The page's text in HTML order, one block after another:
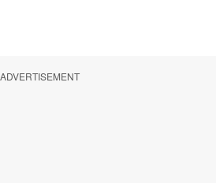
ADVERTISEMENT